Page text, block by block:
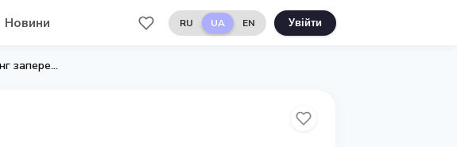
Новини RU UA EN Увійти
WSJ звинуватила Binance у $850 млн іранських транзакцій: Тенг заперечив